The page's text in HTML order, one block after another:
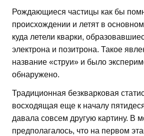
Рождающиеся частицы как бы
происхождении и летят в
куда летели кварки,
электрона и позитрона. Такое
название «струи» и было
обнаружено.
Традиционная безкварковая
восходящая еще к началу
давала совсем другую картину. В
предполагалось, что на первом